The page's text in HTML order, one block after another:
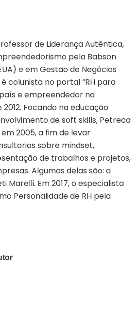
de Liderança Autêntica,
pela Babson
e em Gestão de Negócios
colunista no portal “RH para
e empreendedor na
Focando na educação
de soft skills, Petreca
2005, a fim de levar
sobre mindset,
de trabalhos e projetos,
Algumas delas são: a
Marelli. Em 2017, o especialista
Personalidade de RH pela